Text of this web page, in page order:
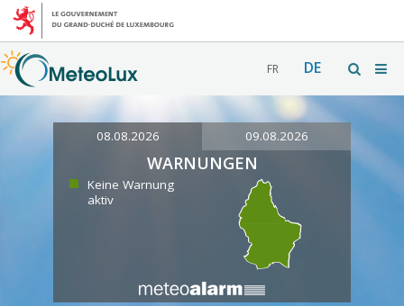
FR DE
08.08.2026 09.08.2026
WARNUNGEN
Keine Warnung
aktiv